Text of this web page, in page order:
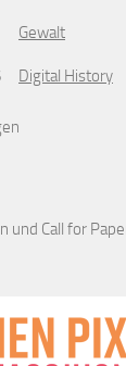
Gewalt
Digital History
und Call for